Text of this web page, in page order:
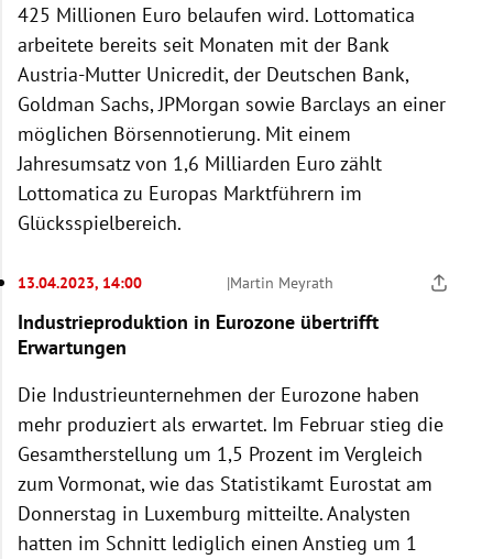
425 Millionen Euro belaufen wird. Lottomatica
arbeitete bereits seit Monaten mit der Bank
Austria-Mutter Unicredit, der Deutschen Bank,
Goldman Sachs, JPMorgan sowie Barclays an einer
möglichen Börsennotierung. Mit einem
Jahresumsatz von 1,6 Milliarden Euro zählt
Lottomatica zu Europas Marktführern im
Glücksspielbereich.
13.04.2023, 14:00 |Martin Meyrath
Industrieproduktion in Eurozone übertrifft
Erwartungen
Die Industrieunternehmen der Eurozone haben
mehr produziert als erwartet. Im Februar stieg die
Gesamtherstellung um 1,5 Prozent im Vergleich
zum Vormonat, wie das Statistikamt Eurostat am
Donnerstag in Luxemburg mitteilte. Analysten
hatten im Schnitt lediglich einen Anstieg um 1